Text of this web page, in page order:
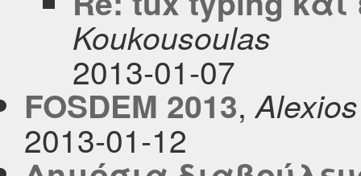
Koukousoulas
2013-01-07
FOSDEM 2013,
2013-01-12